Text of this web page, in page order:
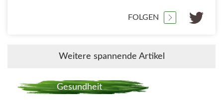
FOLGEN
Weitere spannende Artikel
Gesundheit